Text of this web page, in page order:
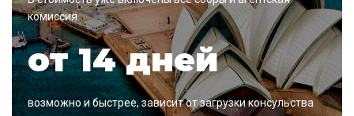
комиссия.
от 14 дней
возможно и быстрее, зависит от загрузки консульства